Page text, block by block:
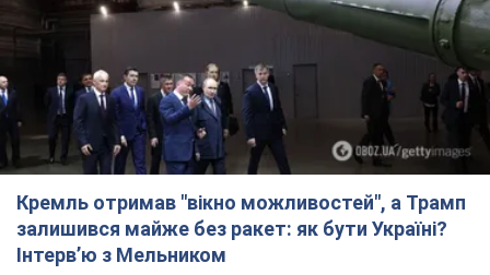
Кремль отримав "вікно можливостей", а Трамп
залишився майже без ракет: як бути Україні?
Інтерв’ю з Мельником